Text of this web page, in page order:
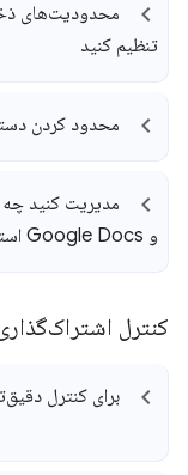
محدودیت‌های
تنظیم کنید
محدود کردن
و Google Docs استفاده می‌کنند
کنترل
برای کنترل